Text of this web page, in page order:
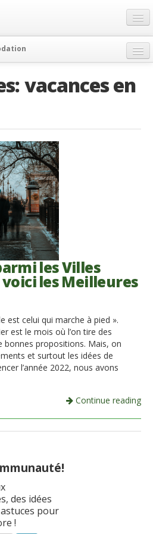
vacances en
les Villes
voici les Meilleures
est celui qui marche à pied ».
est le mois où l’on tire des
bonnes propositions. Mais, on
et surtout les idées de
l’année 2022, nous avons
Continue reading
des idées
pour
!